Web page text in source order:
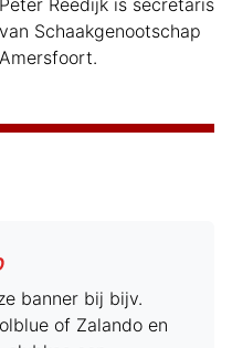
Peter Reedijk is secretaris
van Schaakgenootschap
Amersfoort.
banner bij bijv.
of Zalando en